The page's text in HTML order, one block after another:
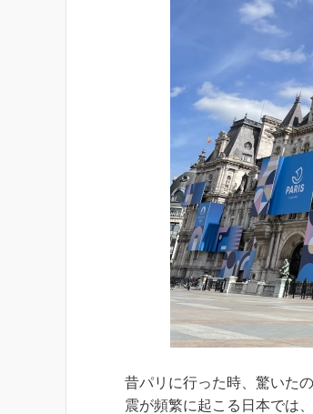
昔パリに行った時、驚いた
震が頻繁に起こる日本では